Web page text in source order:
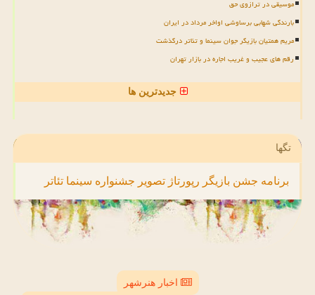
موسیقی در ترازوی حق
بارندگی شهابی برساوشی اواخر مرداد در ایران
مریم همتیان بازیگر جوان سینما و تئاتر درگذشت
رقم های عجیب و غریب اجاره در بازار تهران
جدیدترین ها
تگها
برنامه جشن بازیگر رپورتاژ تصویر جشنواره سینما تئاتر
اخبار هنرشهر